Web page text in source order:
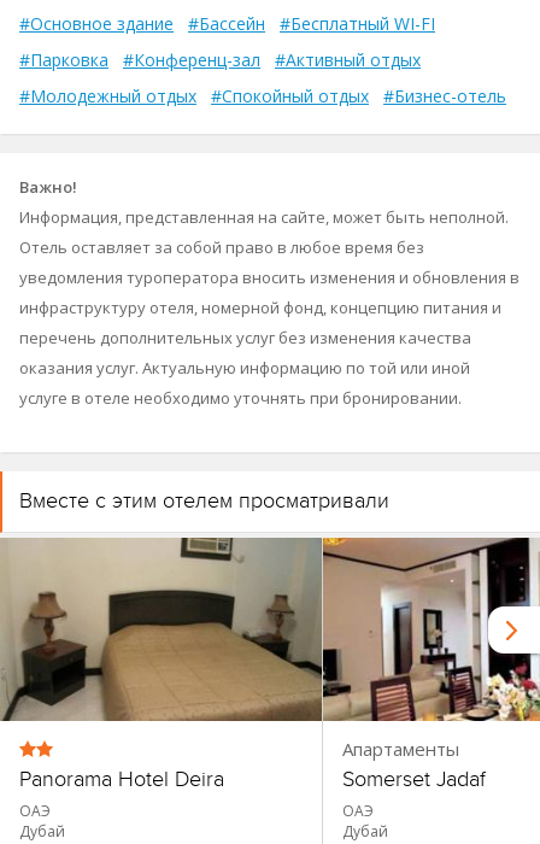
#Основное здание
#Бассейн
#Бесплатный WI-FI
#Парковка
#Конференц-зал
#Активный отдых
#Молодежный отдых
#Спокойный отдых #Бизнес-отель
Важно!
Информация, представленная на сайте, может быть неполной.
Отель оставляет за собой право в любое время без
уведомления туроператора вносить изменения и обновления в
инфраструктуру отеля, номерной фонд, концепцию питания и
перечень дополнительных услуг без изменения качества
оказания услуг. Актуальную информацию по той или иной
услуге в отеле необходимо уточнять при бронировании.
Вместе с этим отелем просматривали
Panorama Hotel Deira
ОАЭ
Дубай
Апартаменты
Somerset Jadaf
ОАЭ
Дубай